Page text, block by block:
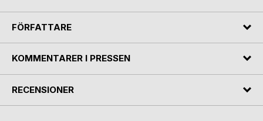
FÖRFATTARE
KOMMENTARER I PRESSEN
RECENSIONER